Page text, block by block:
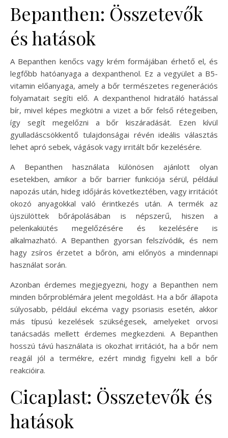
Bepanthen: Összetevők
és hatások
A Bepanthen kenőcs vagy krém formájában érhető el, és
legfőbb hatóanyaga a dexpanthenol. Ez a vegyület a B5-
vitamin előanyaga, amely a bőr természetes regenerációs
folyamatait segíti elő. A dexpanthenol hidratáló hatással
bír, mivel képes megkötni a vizet a bőr felső rétegeiben,
így segít megelőzni a bőr kiszáradását. Ezen kívül
gyulladáscsökkentő tulajdonságai révén ideális választás
lehet apró sebek, vágások vagy irritált bőr kezelésére.
A Bepanthen használata különösen ajánlott olyan
esetekben, amikor a bőr barrier funkciója sérül, például
napozás után, hideg időjárás következtében, vagy irritációt
okozó anyagokkal való érintkezés után. A termék az
újszülöttek bőrápolásában is népszerű, hiszen a
pelenkakiütés megelőzésére és kezelésére is
alkalmazható. A Bepanthen gyorsan felszívódik, és nem
hagy zsíros érzetet a bőrön, ami előnyös a mindennapi
használat során.
Azonban érdemes megjegyezni, hogy a Bepanthen nem
minden bőrproblémára jelent megoldást. Ha a bőr állapota
súlyosabb, például ekcéma vagy psoriasis esetén, akkor
más típusú kezelések szükségesek, amelyeket orvosi
tanácsadás mellett érdemes megkezdeni. A Bepanthen
hosszú távú használata is okozhat irritációt, ha a bőr nem
reagál jól a termékre, ezért mindig figyelni kell a bőr
reakcióira.
Cicaplast: Összetevők és
hatások